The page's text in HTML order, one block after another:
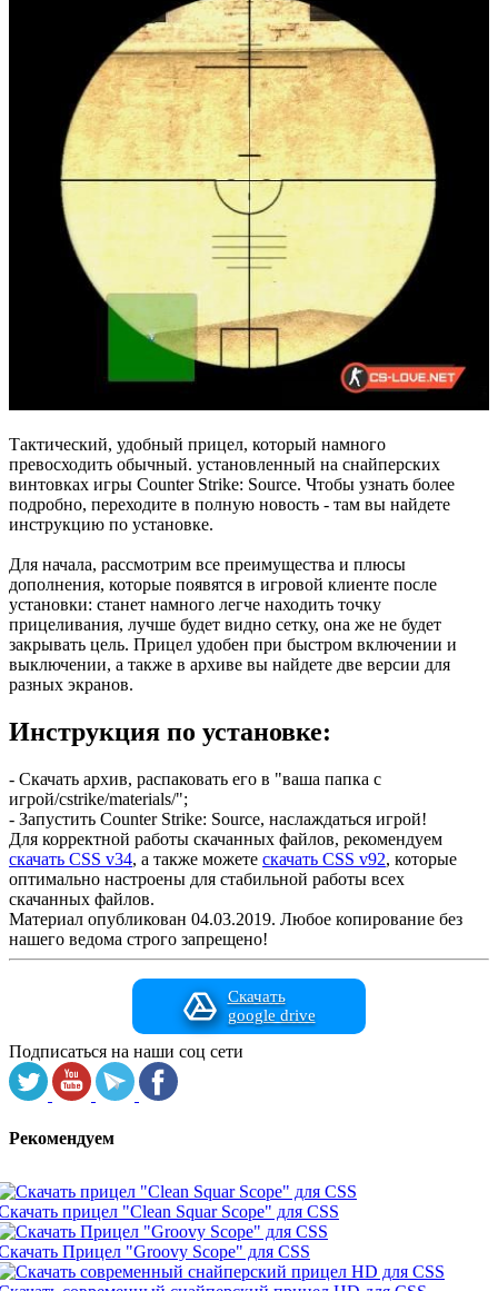
Тактический, удобный прицел, который намного
превосходить обычный. установленный на снайперских
винтовках игры Counter Strike: Source. Чтобы узнать более
подробно, переходите в полную новость - там вы найдете
инструкцию по установке.
Для начала, рассмотрим все преимущества и плюсы
дополнения, которые появятся в игровой клиенте после
установки: станет намного легче находить точку
прицеливания, лучше будет видно сетку, она же не будет
закрывать цель. Прицел удобен при быстром включении и
выключении, а также в архиве вы найдете две версии для
разных экранов.
Инструкция по установке:
- Скачать архив, распаковать его в "ваша папка с
игрой/cstrike/materials/";
- Запустить Counter Strike: Source, наслаждаться игрой!
Для корректной работы скачанных файлов, рекомендуем
скачать CSS v34, а также можете скачать CSS v92, которые
оптимально настроены для стабильной работы всех
скачанных файлов.
Материал опубликован 04.03.2019. Любое копирование без
нашего ведома строго запрещено!
Скачать
google drive
Подписаться на наши соц сети
Рекомендуем
прицел "Clean Squar Scope" для CSS
Прицел "Groovy Scope" для CSS